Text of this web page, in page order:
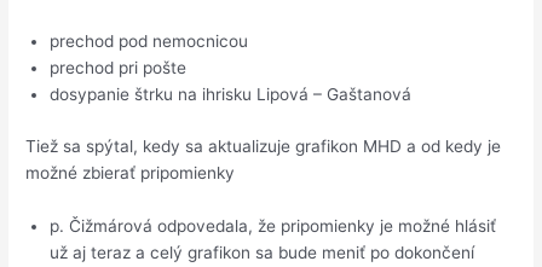
prechod pod nemocnicou
prechod pri pošte
dosypanie štrku na ihrisku Lipová – Gaštanová
Tiež sa spýtal, kedy sa aktualizuje grafikon MHD a od kedy je
možné zbierať pripomienky
p. Čižmárová odpovedala, že pripomienky je možné hlásiť
už aj teraz a celý grafikon sa bude meniť po dokončení